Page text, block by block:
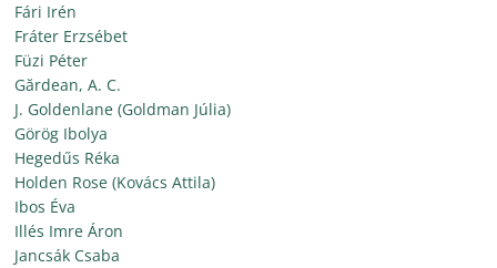
Fári Irén
Fráter Erzsébet
Füzi Péter
Gărdean, A. C.
J. Goldenlane (Goldman Júlia)
Görög Ibolya
Hegedűs Réka
Holden Rose (Kovács Attila)
Ibos Éva
Illés Imre Áron
Jancsák Csaba